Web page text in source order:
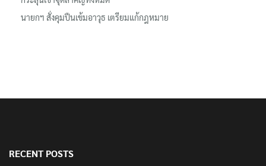
นิติเวชฯ เผยผลชันสูตรผู้เสียชีวิตเหตุใช้อาวุธปืนในโรงเรียน 8 ร่าง
กระสุนเข้าจุดสำคัญทั้งหมด